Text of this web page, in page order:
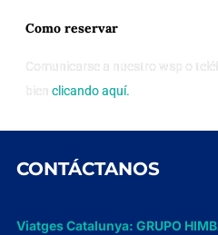
Como reservar
Comunicarse a nuestro wsp o
bien clicando aquí.
CONTÁCTANOS
Viatges Catalunya: GRUPO